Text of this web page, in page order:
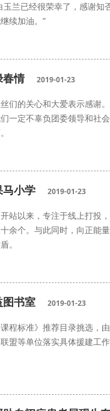
兰已经很荣幸了，感谢知
续加油。”
春情 2019-01-23
们的关心和大爱表示感谢
一定不辜负团委领导和社
马小学 2019-01-23
站以来，专注于线上打投
余个。与此同时，向正能
。
书室 2019-01-23
程标准》推荐目录挑选，
盟等单位落实具体援建工